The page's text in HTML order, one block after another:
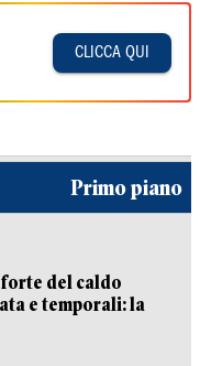
CLICCA QUI
Primo piano
del caldo
e temporali: la